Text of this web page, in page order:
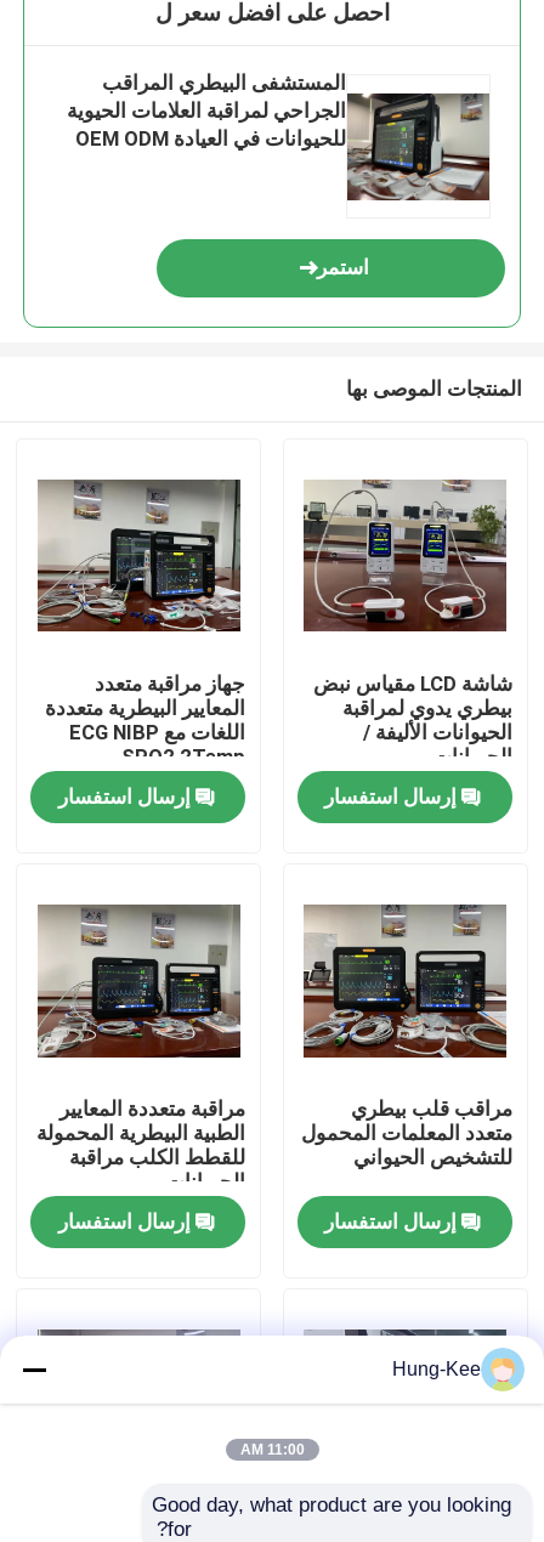
المنتجات
أشرطة فيديو
حول بنا
جولة في المعمل
اتصل بنا
احصل على افضل سعر ل
المستشفى البيطري المراقب
الجراحي لمراقبة العلامات الحيوية
للحيوانات في العيادة OEM ODM
استمر
المنتجات الموصى بها
شاشة LCD مقياس نبض
بيطري يدوي لمراقبة
الحيوانات الأليفة /
الحيوانات
إرسال استفسار
جهاز مراقبة متعدد
المعايير البيطرية متعددة
اللغات مع ECG NIBP
SPO2 2Temp
إرسال استفسار
مراقب قلب بيطري
متعدد المعلمات المحمول
للتشخيص الحيواني
إرسال استفسار
مراقبة متعددة المعايير
الطبية البيطرية المحمولة
للقطط الكلب مراقبة
الحيوانات
إرسال استفسار
مراقبة متعددة المعايير
Hung-Kee
11:00 AM
Good day, what product are you looking
for?